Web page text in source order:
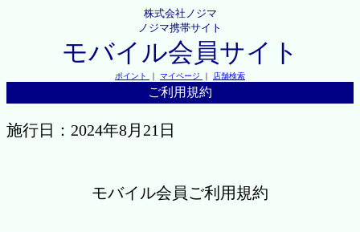
株式会社ノジマ
ノジマ携帯サイト
モバイル会員サイト
ポイント ｜ マイページ ｜ 店舗検索
ご利用規約
施行日：2024年8月21日
モバイル会員ご利用規約